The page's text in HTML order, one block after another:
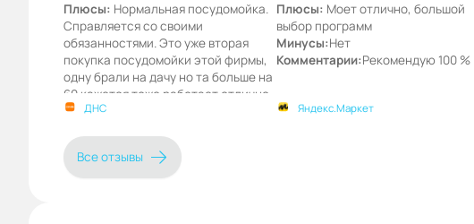
Плюсы: Нормальная посудомойка.
Справляется со своими
обязанностями. Это уже вторая
покупка посудомойки этой фирмы,
одну брали на дачу но та больше на
60 кажется тоже работает отлично
только для нас один недостаток
возможности использовать моющие
таблетки
Минусы:Нет
ДНС
Плюсы: Моет отлично, большой
выбор программ
Минусы:Нет
Комментарии:Рекомендую 100 %
Яндекс.Маркет
Все отзывы